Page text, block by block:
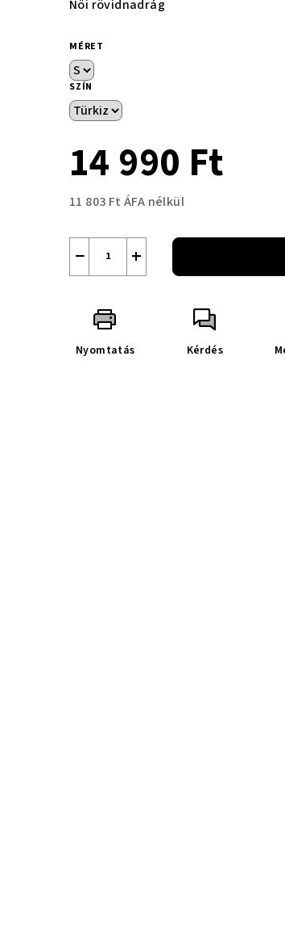
Női rövidnadrág
MÉRET
SZÍN
14 990 Ft
11 803 Ft ÁFA nélkül
+
−
Nyomtatás Kérdés